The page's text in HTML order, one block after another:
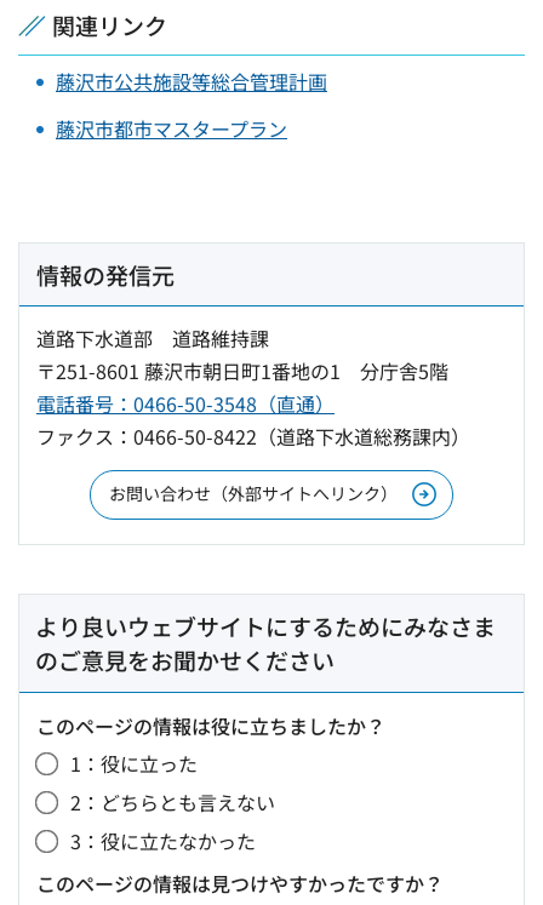
関連リンク
藤沢市公共施設等総合管理計画
藤沢市都市マスタープラン
情報の発信元
道路下水道部 道路維持課
〒251-8601 藤沢市朝日町1番地の1 分庁舎5階
電話番号：0466-50-3548（直通）
ファクス：0466-50-8422（道路下水道総務課内）
お問い合わせ（外部サイトへリンク）
より良いウェブサイトにするためにみなさま
のご意見をお聞かせください
このページの情報は役に立ちましたか？
1：役に立った
2：どちらとも言えない
3：役に立たなかった
このページの情報は見つけやすかったですか？